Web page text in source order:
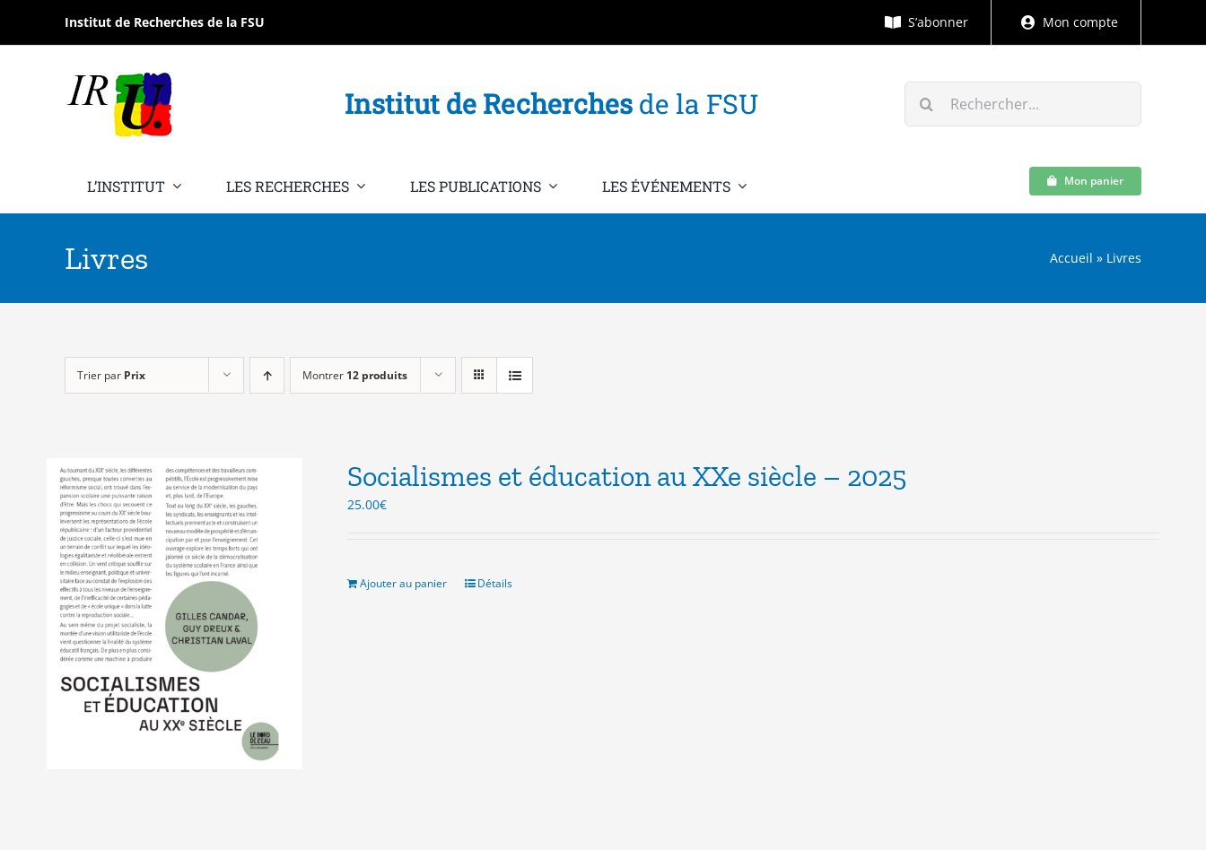
contenu
Institut de Recherches de la FSU S’abonner Mon compte
Institut de Recherchesde la FSU Rechercher:
L’INSTITUT LES RECHERCHES LES PUBLICATIONS LES ÉVÉNEMENTS Mon panier
Livres Accueil » Livres
Trier par Prix Montrer 12 produits
Socialismes et éducation au XXe siècle – 2025
25.00€
Ajouter au panier Détails